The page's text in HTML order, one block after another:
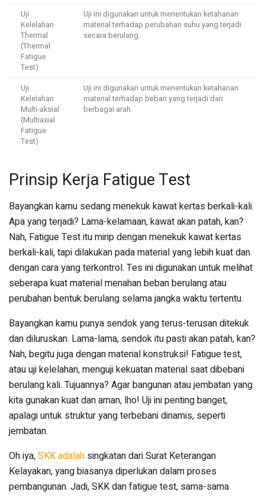
Uji
Kelelahan
Thermal
(Thermal
Fatigue
Test)
Uji ini digunakan untuk menentukan ketahanan
material terhadap perubahan suhu yang terjadi
secara berulang.
Uji
Kelelahan
Multi-aksial
(Multiaxial
Fatigue
Test)
Uji ini digunakan untuk menentukan ketahanan
material terhadap beban yang terjadi dari
berbagai arah.
Prinsip Kerja Fatigue Test
Bayangkan kamu sedang menekuk kawat kertas berkali-kali.
Apa yang terjadi? Lama-kelamaan, kawat akan patah, kan?
Nah, Fatigue Test itu mirip dengan menekuk kawat kertas
berkali-kali, tapi dilakukan pada material yang lebih kuat dan
dengan cara yang terkontrol. Tes ini digunakan untuk melihat
seberapa kuat material menahan beban berulang atau
perubahan bentuk berulang selama jangka waktu tertentu.
Bayangkan kamu punya sendok yang terus-terusan ditekuk
dan diluruskan. Lama-lama, sendok itu pasti akan patah, kan?
Nah, begitu juga dengan material konstruksi! Fatigue test,
atau uji kelelahan, menguji kekuatan material saat dibebani
berulang kali. Tujuannya? Agar bangunan atau jembatan yang
kita gunakan kuat dan aman, lho! Uji ini penting banget,
apalagi untuk struktur yang terbebani dinamis, seperti
jembatan.
Oh iya,SKK adalah singkatan dari Surat Keterangan
Kelayakan, yang biasanya diperlukan dalam proses
pembangunan. Jadi, SKK dan fatigue test, sama-sama